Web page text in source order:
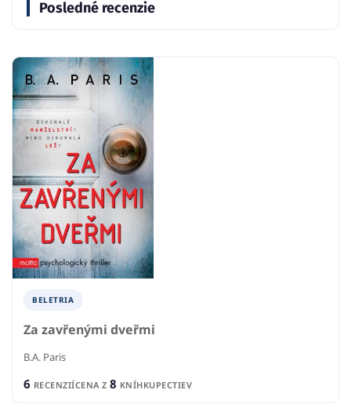
Posledné recenzie
BELETRIA
Za zavřenými dveřmi
B.A. Paris
6 RECENZIÍCENA Z 8 KNÍHKUPECTIEV